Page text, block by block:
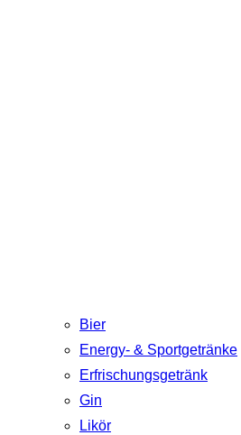
Bier
Energy- & Sportgetränke
Erfrischungsgetränk
Gin
Likör